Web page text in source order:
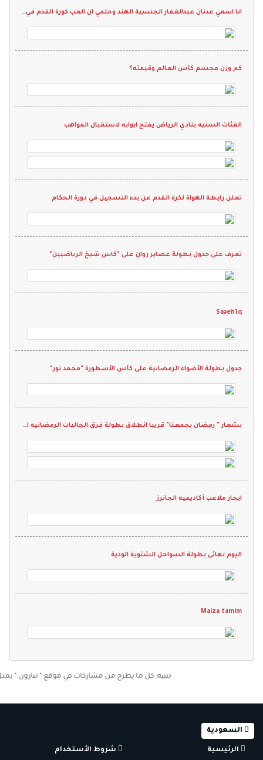
انا اسمي عدنان عبدالغفار الجنسية الهند وحلمي ان العب كورة القدم في نادي واقدم كل م لدي ويارب انها تححق
كم وزن مجسم كأس العالم وقيمته؟
الفئات السنيه بنادي الرياض يفتح ابوابه لاستقبال المواهب
تعلن رابطة الهواة لكرة القدم عن بدء التسجيل في دورة الحكام
تعرف على جدول بطولة عصاير روان على "كاس شيخ الرياضيين"
Saəeh1q
جدول بطولة الأضواء الرمضانية على كأس الأسطورة "محمد نور"
بشعار " رمضان يجمعنا" قريبا انطلاق بطولة فرق الجاليات الرمضانيه الثانيه 2022
ايجار ملاعب أكاديميه الجانرز
اليوم نهائي بطولة السواحل الشتوية الودية
Maiza tamim
تنبيه: كل ما يطرح من مشاركات في موقع " تبارون " يمثل
السعودية
الرئيسية شروط الأستخدام